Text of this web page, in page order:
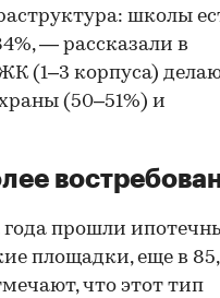
школы
— рассказали в
(1–3 корпуса)
(50–51%) и
года прошли
площадки, еще в
что этот тип